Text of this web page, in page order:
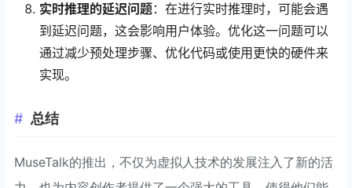
实时推理的延迟问题：在进行实时推理时，可能会遇
到延迟问题，这会影响用户体验。优化这一问题可以
通过减少预处理步骤、优化代码或使用更快的硬件来
实现。
总结
MuseTalk的推出，不仅为虚拟人技术的发展注入了新的活